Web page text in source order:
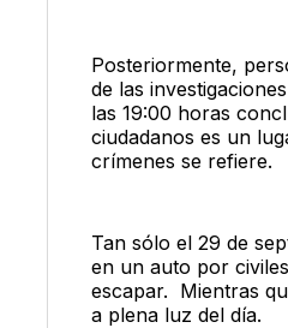
Posteriormente,
de las
las 19:00 horas
ciudadanos es un
crímenes se refiere.
Tan sólo el 29 de
en un auto por
escapar. Mientras
a plena luz del día.